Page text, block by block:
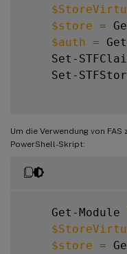
$store =
$auth =
Set-
Set-
Um die Verwendung von
PowerShell-Skript:
    Get-Module
$store =